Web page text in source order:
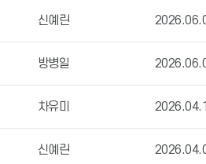
신예린
방병일
차유미
신예린